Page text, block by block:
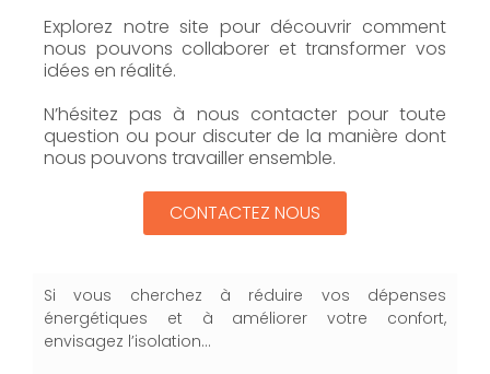
Explorez notre site pour découvrir comment
nous pouvons collaborer et transformer vos
idées en réalité.
N’hésitez pas à nous contacter pour toute
question ou pour discuter de la manière dont
nous pouvons travailler ensemble.
CONTACTEZ NOUS
Si vous cherchez à réduire vos dépenses
énergétiques et à améliorer votre confort,
envisagez l’isolation…